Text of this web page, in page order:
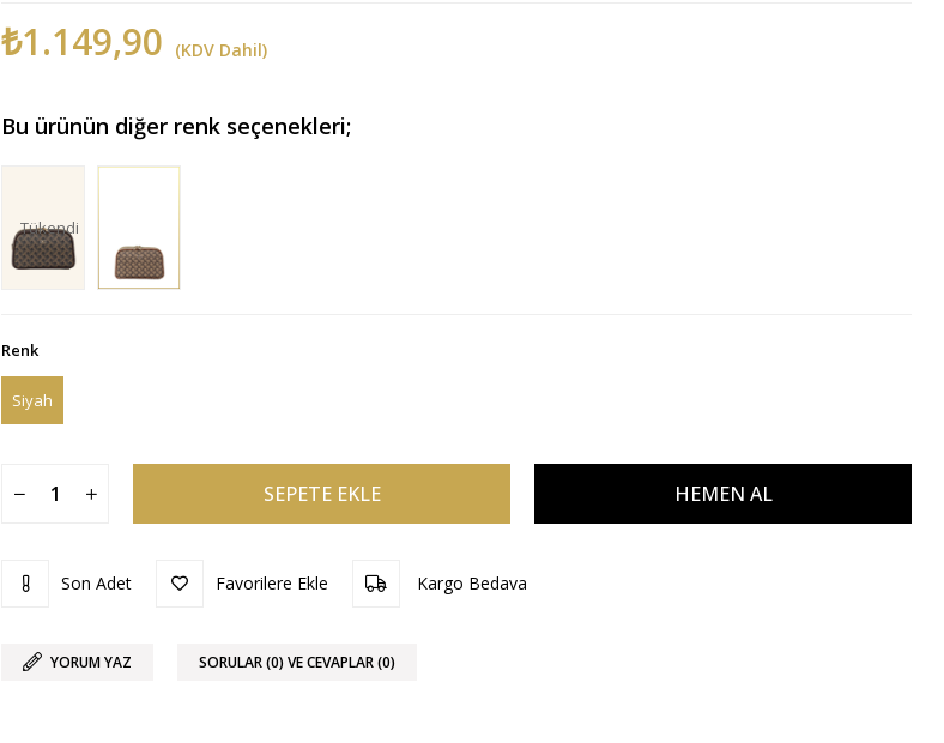
₺1.149,90 (KDV Dahil)
Bu ürünün diğer renk seçenekleri;
Tükendi
Renk
Siyah
Son Adet Favorilere Ekle Kargo Bedava
YORUM YAZ SORULAR (0) VE CEVAPLAR (0)